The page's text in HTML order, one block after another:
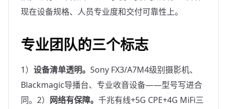
现在设备规格、人员专业度和交付可靠性上。
专业团队的三个标志
1） 设备清单透明。 Sony FX3/A7M4级别摄影机、
Blackmagic导播台、专业收音设备——型号写进合
同。2） 网络有保障。 千兆有线+5G CPE+4G MiFi三